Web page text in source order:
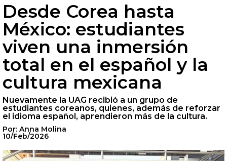
Desde Corea hasta
México: estudiantes
viven una inmersión
total en el español y la
cultura mexicana
Nuevamente la UAG recibió a un grupo de
estudiantes coreanos, quienes, además de reforzar
el idioma español, aprendieron más de la cultura.
Por: Anna Molina
10/Feb/2026